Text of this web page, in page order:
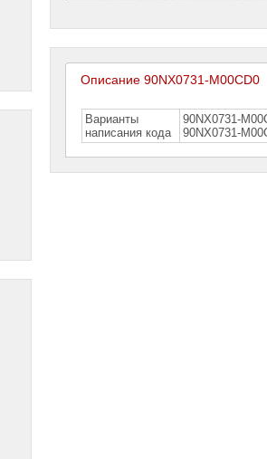
Описание 90NX0731-M00CD0
Варианты
написания кода
90NX0731-
90NХ0731-